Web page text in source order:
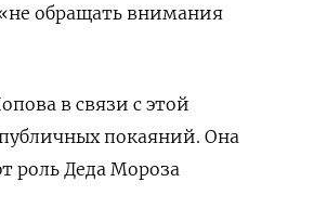
обращать внимания
в связи с этой
покаяний. Она
роль Деда Мороза